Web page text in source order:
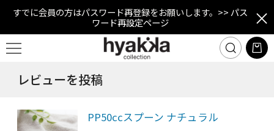
すでに会員の方はパスワード再登録をお願いします。 >> パス
ワード再設定ページ
レビューを投稿
PP50ccスプーン ナチュラル